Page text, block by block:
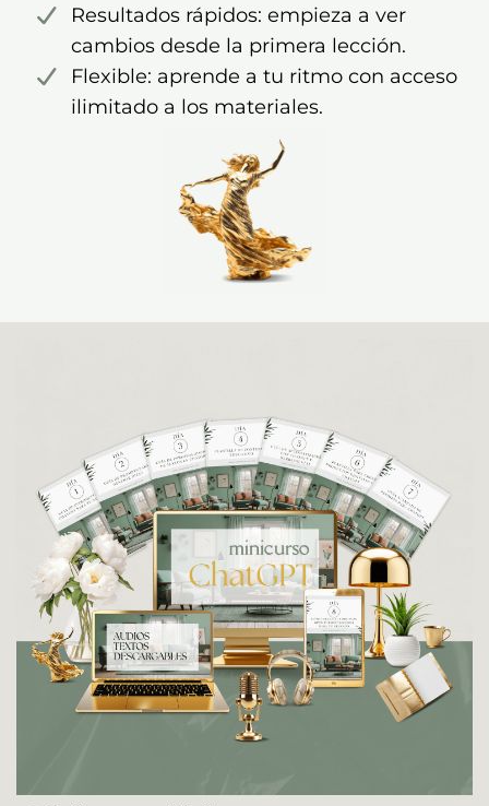
Resultados rápidos: empieza a ver
cambios desde la primera lección.
Flexible: aprende a tu ritmo con acceso
ilimitado a los materiales.